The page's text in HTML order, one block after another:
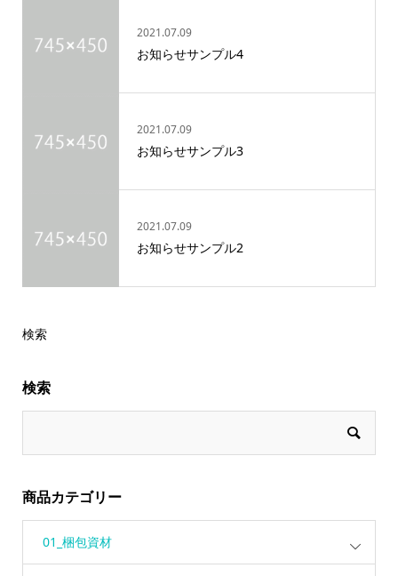
2021.07.09
お知らせサンプル4
2021.07.09
お知らせサンプル3
2021.07.09
お知らせサンプル2
検索
検索
商品カテゴリー
01_梱包資材